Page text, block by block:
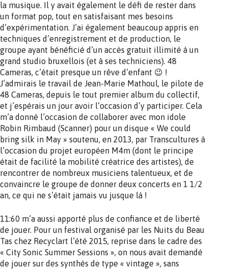
la musique. Il y avait également le défi de rester dans
un format pop, tout en satisfaisant mes besoins
d’expérimentation. J’ai également beaucoup appris en
techniques d’enregistrement et de production, le
groupe ayant bénéficié d’un accès gratuit illimité à un
grand studio bruxellois (et à ses techniciens). 48
Cameras, c’était presque un rêve d’enfant 😉 !
J’admirais le travail de Jean-Marie Mathoul, le pilote de
48 Cameras, depuis le tout premier album du collectif,
et j’espérais un jour avoir l’occasion d’y participer. Cela
m’a donné l’occasion de collaborer avec mon idole
Robin Rimbaud (Scanner) pour un disque « We could
bring silk in May » soutenu, en 2013, par Transcultures à
l’occasion du projet européen M4m (dont le principe
était de facilité la mobilité créatrice des artistes), de
rencontrer de nombreux musiciens talentueux, et de
convaincre le groupe de donner deux concerts en 1 1/2
an, ce qui ne s’était jamais vu jusque là !
11:60 m’a aussi apporté plus de confiance et de liberté
de jouer. Pour un festival organisé par les Nuits du Beau
Tas chez Recyclart l’été 2015, reprise dans le cadre des
« City Sonic Summer Sessions », on nous avait demandé
de jouer sur des synthés de type « vintage », sans